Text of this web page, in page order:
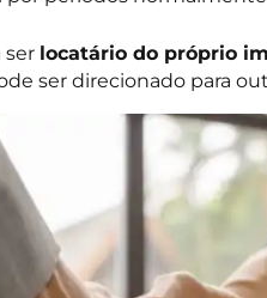
ser locatário do próprio
ser direcionado para